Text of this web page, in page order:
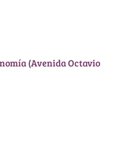
(Avenida Octavio